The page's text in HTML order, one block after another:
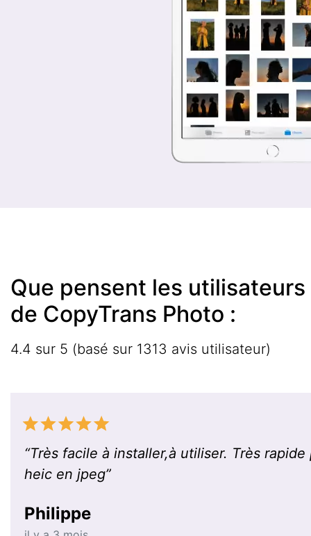
Que pensent les utilisateurs
de CopyTrans Photo :
4.4 sur 5 (basé sur 1313 avis utilisateur)
“Très facile à installer,à utiliser. Très
heic en jpeg”
Philippe